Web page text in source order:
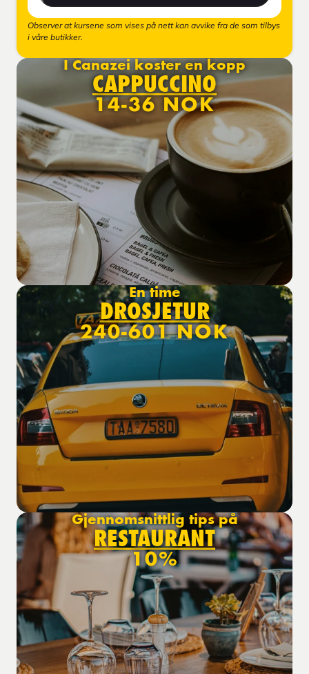
Observer at kursene som vises på nett kan avvike fra de som tilbys
i våre butikker.
I Canazei koster en kopp
CAPPUCCINO
14-36 NOK
En time
DROSJETUR
240-601 NOK
Gjennomsnittlig tips på
RESTAURANT
10%